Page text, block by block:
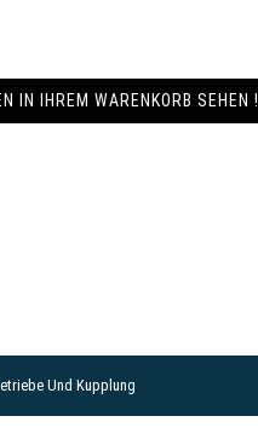
IN IHREM WARENKORB SEHEN !
Und Kupplung